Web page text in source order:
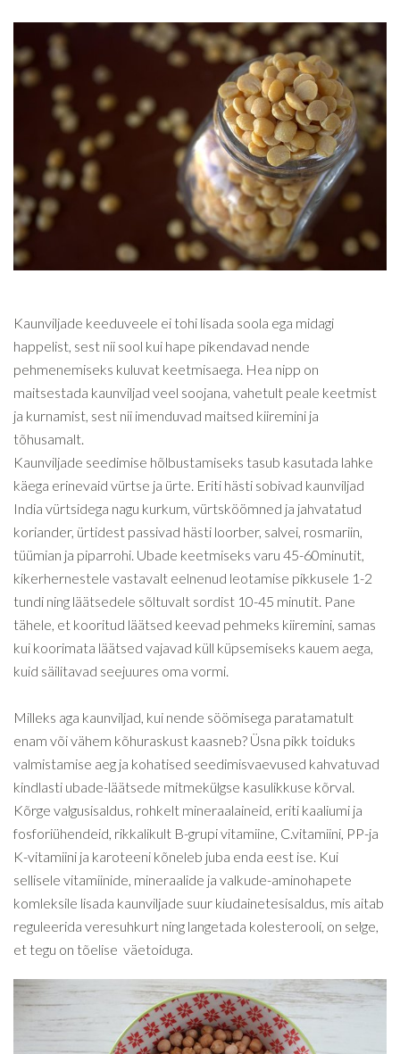
Kaunviljade keeduveele ei tohi lisada soola ega midagi
happelist, sest nii sool kui hape pikendavad nende
pehmenemiseks kuluvat keetmisaega. Hea nipp on
maitsestada kaunviljad veel soojana, vahetult peale keetmist
ja kurnamist, sest nii imenduvad maitsed kiiremini ja
tõhusamalt.
Kaunviljade seedimise hõlbustamiseks tasub kasutada lahke
käega erinevaid vürtse ja ürte. Eriti hästi sobivad kaunviljad
India vürtsidega nagu kurkum, vürtsköömned ja jahvatatud
koriander, ürtidest passivad hästi loorber, salvei, rosmariin,
tüümian ja piparrohi. Ubade keetmiseks varu 45-60minutit,
kikerhernestele vastavalt eelnenud leotamise pikkusele 1-2
tundi ning läätsedele sõltuvalt sordist 10-45 minutit. Pane
tähele, et kooritud läätsed keevad pehmeks kiiremini, samas
kui koorimata läätsed vajavad küll küpsemiseks kauem aega,
kuid säilitavad seejuures oma vormi.
Milleks aga kaunviljad, kui nende söömisega paratamatult
enam või vähem kõhuraskust kaasneb? Üsna pikk toiduks
valmistamise aeg ja kohatised seedimisvaevused kahvatuvad
kindlasti ubade-läätsede mitmekülgse kasulikkuse kõrval.
Kõrge valgusisaldus, rohkelt mineraalaineid, eriti kaaliumi ja
fosforiühendeid, rikkalikult B-grupi vitamiine, C.vitamiini, PP-ja
K-vitamiini ja karoteeni kõneleb juba enda eest ise. Kui
sellisele vitamiinide, mineraalide ja valkude-aminohapete
komleksile lisada kaunviljade suur kiudainetesisaldus, mis aitab
reguleerida veresuhkurt ning langetada kolesterooli, on selge,
et tegu on tõelise väetoiduga.